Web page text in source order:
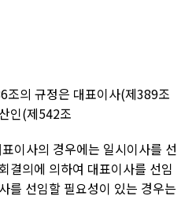
조의 규정은 대표이사(제389조
인(제542조
이사의 경우에는 일시이사를 선
결의에 의하여 대표이사를 선임
를 선임할 필요성이 있는 경우는